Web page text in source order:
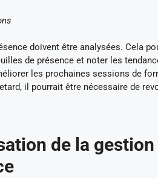
doivent être analysées. Cela
de présence et noter les
les prochaines sessions de
il pourrait être nécessaire de
de la